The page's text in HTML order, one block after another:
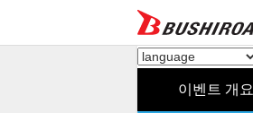
이벤트 개요